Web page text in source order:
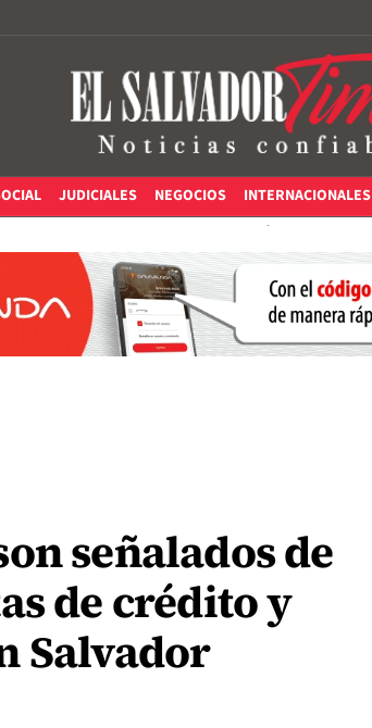
JUDICIALES NEGOCIOS INTERNACIONALES
señalados de
de crédito y
Salvador